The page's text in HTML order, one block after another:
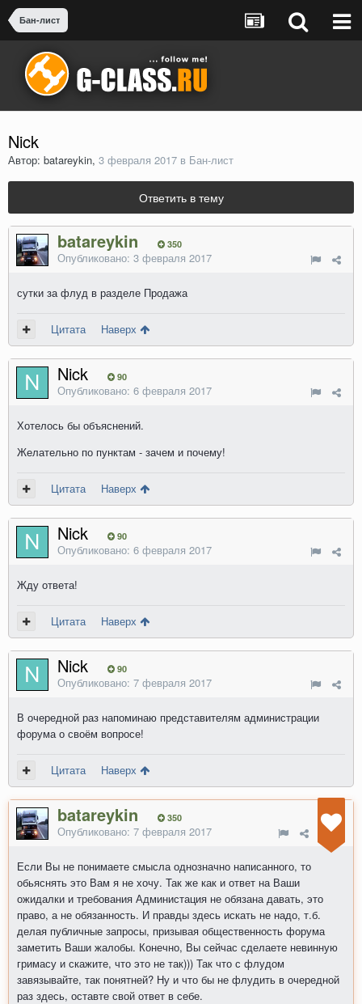
Бан-лист
Nick
Автор: batareykin, 3 февраля 2017 в Бан-лист
Ответить в тему
batareykin 350
Опубликовано: 3 февраля 2017
сутки за флуд в разделе Продажа
Цитата Наверх
Nick 90
Опубликовано: 6 февраля 2017
Хотелось бы объяснений.
Желательно по пунктам - зачем и почему!
Цитата Наверх
Nick 90
Опубликовано: 6 февраля 2017
Жду ответа!
Цитата Наверх
Nick 90
Опубликовано: 7 февраля 2017
В очередной раз напоминаю представителям администрации
форума о своём вопросе!
Цитата Наверх
batareykin 350
Опубликовано: 7 февраля 2017
Если Вы не понимаете смысла однозначно написанного, то
обьяснять это Вам я не хочу. Так же как и ответ на Ваши
ожидалки и требования Администация не обязана давать, это
право, а не обязанность. И правды здесь искать не надо, т.б.
делая публичные запросы, призывая общественность форума
заметить Ваши жалобы. Конечно, Вы сейчас сделаете невинную
гримасу и скажите, что это не так))) Так что с флудом
завязывайте, так понятней? Ну и что бы не флудить в очередной
раз здесь, оставте свой ответ в себе.